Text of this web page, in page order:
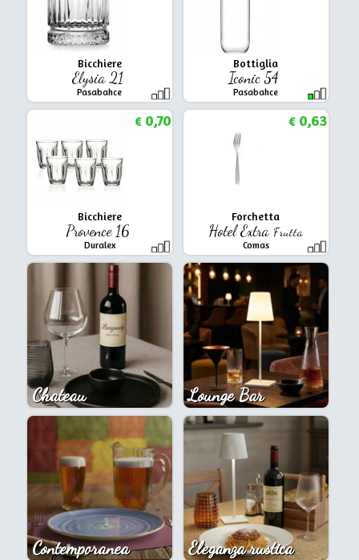
Bicchiere
Elysia 21
Pasabahce
Bottiglia
Iconic 54
Pasabahce
Bicchiere
Provence 16
Duralex
€0,70
Forchetta
Hotel Extra Frutta
Comas
€0,63
Chateau Lounge Bar
Contemporanea Eleganza rustica